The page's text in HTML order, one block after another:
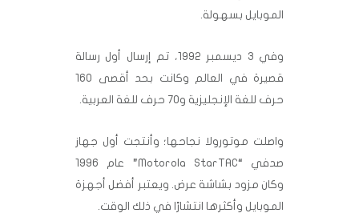
الموبايل بسهولة.
وفي 3 ديسمبر 1992، تم إرسال أول رسالة
قصيرة في العالم وكانت بحد أقصى 160
حرف للغة الإنجليزية و70 حرف للغة العربية.
واصلت موتورولا نجاحها؛ وأنتجت أول جهاز
صدفي “Motorola StarTAC” عام 1996
وكان مزود بشاشة عرض. ويعتبر أفضل أجهزة
الموبايل وأكثرها انتشارًا في ذلك الوقت.